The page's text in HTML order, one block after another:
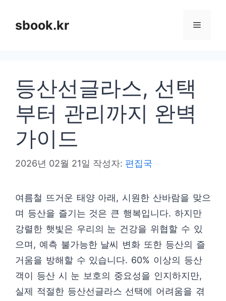
sbook.kr 메
등산선글라스, 선택
부터 관리까지 완벽
가이드
2026년 02월 21일 작성자: 편집국
여름철 뜨거운 태양 아래, 시원한 산바람을 맞으
며 등산을 즐기는 것은 큰 행복입니다. 하지만
강렬한 햇빛은 우리의 눈 건강을 위협할 수 있
으며, 예측 불가능한 날씨 변화 또한 등산의 즐
거움을 방해할 수 있습니다. 60% 이상의 등산
객이 등산 시 눈 보호의 중요성을 인지하지만,
실제 적절한 등산선글라스 선택에 어려움을 겪